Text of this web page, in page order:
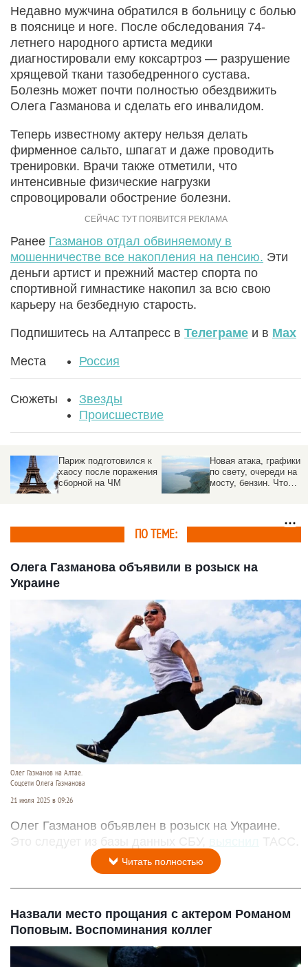
Недавно мужчина обратился в больницу с болью
в пояснице и ноге. После обследования 74-
летнего народного артиста медики
диагностировали ему коксартроз — разрушение
хрящевой ткани тазобедренного сустава.
Болезнь может почти полностью обездвижить
Олега Газманова и сделать его инвалидом.
Теперь известному актеру нельзя делать
фирменное сальто, шпагат и даже проводить
тренировки. Врачи также отметили, что
интенсивные физические нагрузки
спровоцировали обострение болезни.
Ранее Газманов отдал обвиняемому в
мошенничестве все накопления на пенсию. Эти
деньги артист и прежний мастер спорта по
спортивной гимнастике накопил за всю свою
карьеру на безбедную старость.
Подпишитесь на Алтапресс в Телеграме и в Max
Места Россия
Сюжеты
Звезды
Происшествие
Новая атака, графики
по свету, очереди на
мосту, бензин. Что
Спецслужбы
предотвратили удар по
стратегическому
ПО ТЕМЕ:
Олега Газманова объявили в розыск на
Украине
Олег Газманов на Алтае.
Соцсети Олега Газманова
21 июля 2025 в 09:26
Олег Газманов объявлен в розыск на Украине.
Это следует из базы данных СБУ,
ТАСС.
Читать полностью
Назвали место прощания с актером Романом
Поповым. Воспоминания коллег